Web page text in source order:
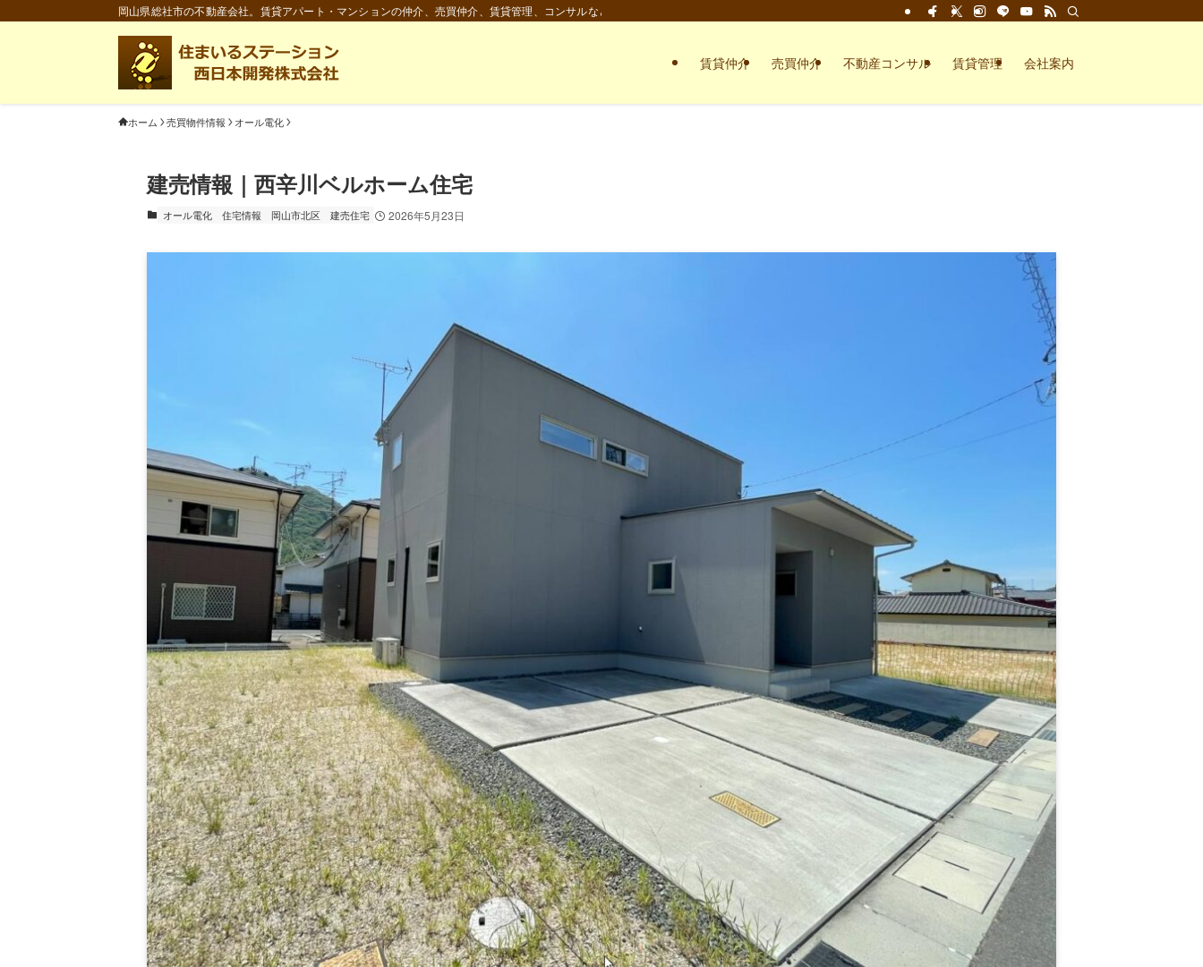
岡山県総社市の不動産会社。賃貸アパート・マンションの仲介、売買仲介、賃貸管理、コンサルなど。
賃貸仲介 売買仲介 不動産コンサル 賃貸管理 会社案内
ホーム 売買物件情報 オール電化
建売情報｜西辛川ベルホーム住宅
オール電化 住宅情報 岡山市北区 建売住宅 2026年5月23日